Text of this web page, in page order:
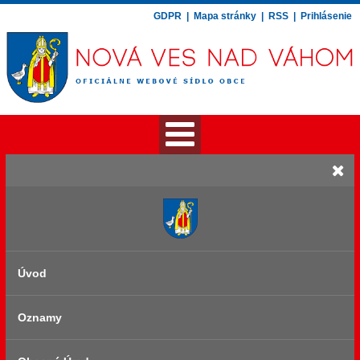
GDPR Mapa stránky RSS Prihlásenie
Úvod
Oznamy